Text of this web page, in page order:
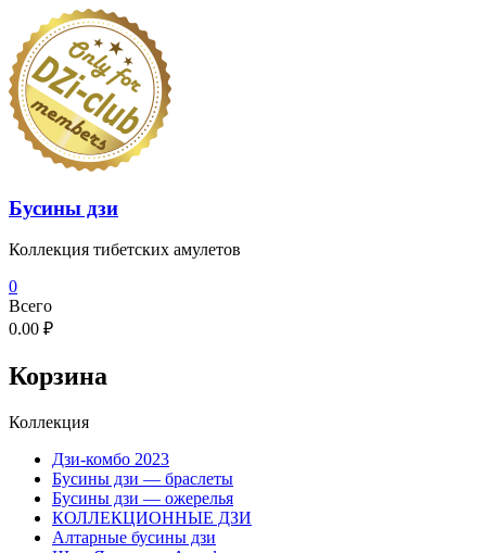
Перейти
содержимому
Бусины дзи
Коллекция тибетских амулетов
0
Всего
0.00 ₽
Корзина
Коллекция
Дзи-комбо 2023
Бусины дзи — браслеты
Бусины дзи — ожерелья
КОЛЛЕКЦИОННЫЕ ДЗИ
Алтарные бусины дзи